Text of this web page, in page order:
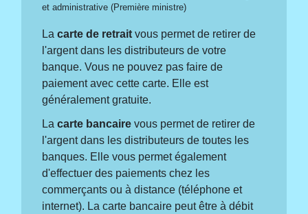
et administrative (Première ministre)
Lacarte de retrait vous permet de retirer de
l'argent dans les distributeurs de votre
banque. Vous ne pouvez pas faire de
paiement avec cette carte. Elle est
généralement gratuite.
Lacarte bancaire vous permet de retirer de
l'argent dans les distributeurs de toutes les
banques. Elle vous permet également
d'effectuer des paiements chez les
commerçants ou à distance (téléphone et
internet). La carte bancaire peut être à débit